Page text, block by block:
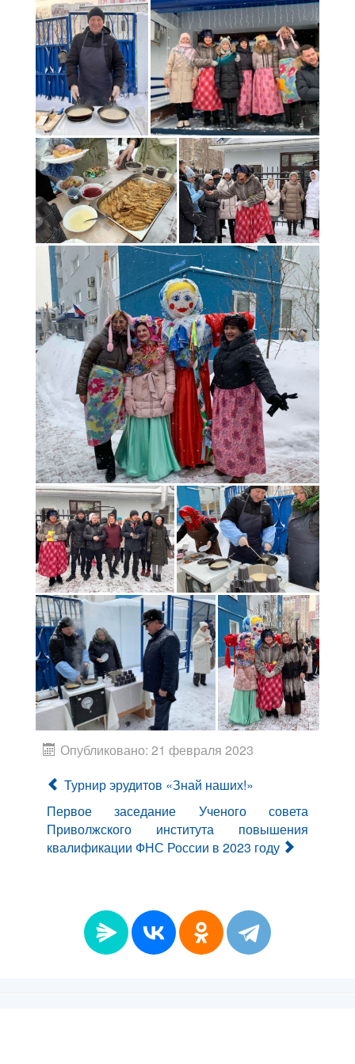
Опубликовано: 21 февраля 2023
Турнир эрудитов «Знай наших!»
Первое заседание Ученого совета
Приволжского института повышения
квалификации ФНС России в 2023 году